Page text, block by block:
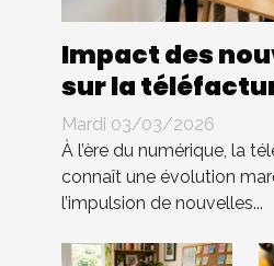
Impact des
sur la
entreprise :
changements ?
Mardi 03/03/2026
À l’ère du numérique, la
connaît une évolution
l’impulsion de nouvelles...